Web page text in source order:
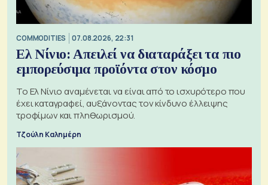
COMMODITIES 07.08.2026, 22:31
Ελ Νίνιο: Απειλεί να διαταράξει τα πιο
εμπορεύσιμα προϊόντα στον κόσμο
Το Ελ Νίνιο αναμένεται να είναι από το ισχυρότερο που
έχει καταγραφεί, αυξάνοντας τον κίνδυνο έλλειψης
τροφίμων και πληθωρισμού.
Τζούλη Καλημέρη